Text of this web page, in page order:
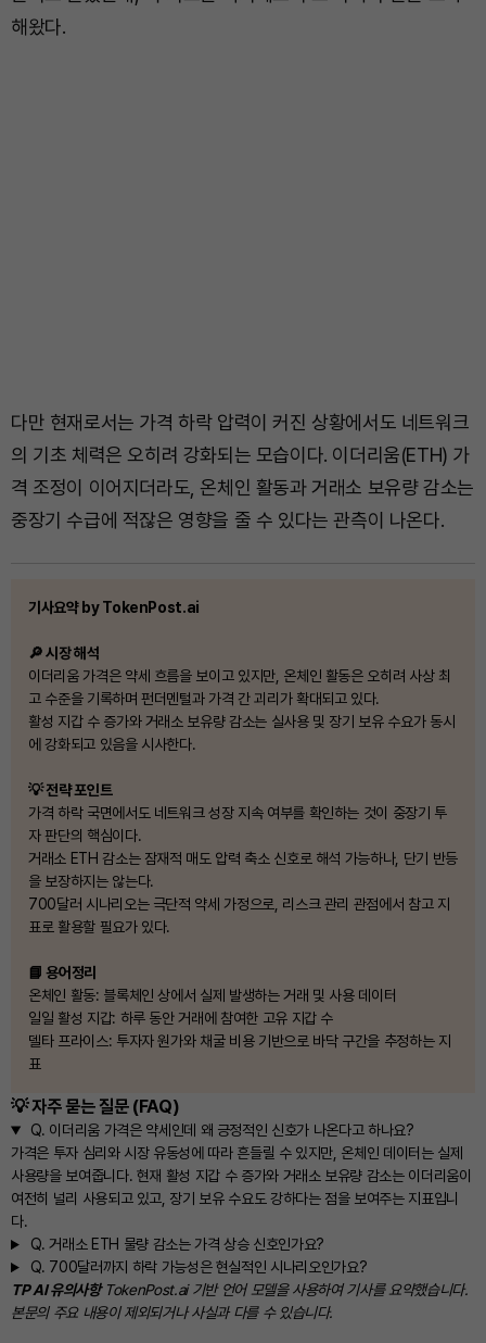
해왔다.
다만 현재로서는 가격 하락 압력이 커진 상황에서도 네트워크
의 기초 체력은 오히려 강화되는 모습이다. 이더리움(ETH) 가
격 조정이 이어지더라도, 온체인 활동과 거래소 보유량 감소는
중장기 수급에 적잖은 영향을 줄 수 있다는 관측이 나온다.
기사요약 by TokenPost.ai
🔎 시장 해석
이더리움 가격은 약세 흐름을 보이고 있지만, 온체인 활동은 오히려 사상 최
고 수준을 기록하며 펀더멘털과 가격 간 괴리가 확대되고 있다.
활성 지갑 수 증가와 거래소 보유량 감소는 실사용 및 장기 보유 수요가 동시
에 강화되고 있음을 시사한다.
💡 전략 포인트
가격 하락 국면에서도 네트워크 성장 지속 여부를 확인하는 것이 중장기 투
자 판단의 핵심이다.
거래소 ETH 감소는 잠재적 매도 압력 축소 신호로 해석 가능하나, 단기 반등
을 보장하지는 않는다.
700달러 시나리오는 극단적 약세 가정으로, 리스크 관리 관점에서 참고 지
표로 활용할 필요가 있다.
📘 용어정리
온체인 활동: 블록체인 상에서 실제 발생하는 거래 및 사용 데이터
일일 활성 지갑: 하루 동안 거래에 참여한 고유 지갑 수
델타 프라이스: 투자자 원가와 채굴 비용 기반으로 바닥 구간을 추정하는 지
표
💡 자주 묻는 질문 (FAQ)
Q. 이더리움 가격은 약세인데 왜 긍정적인 신호가 나온다고 하나요?
가격은 투자 심리와 시장 유동성에 따라 흔들릴 수 있지만, 온체인 데이터는 실제
사용량을 보여줍니다. 현재 활성 지갑 수 증가와 거래소 보유량 감소는 이더리움이
여전히 널리 사용되고 있고, 장기 보유 수요도 강하다는 점을 보여주는 지표입니
다.
Q. 거래소 ETH 물량 감소는 가격 상승 신호인가요?
Q. 700달러까지 하락 가능성은 현실적인 시나리오인가요?
TP AI 유의사항TokenPost.ai 기반 언어 모델을 사용하여 기사를 요약했습니다.
본문의 주요 내용이 제외되거나 사실과 다를 수 있습니다.